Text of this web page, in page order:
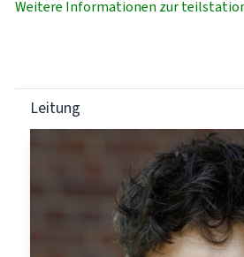
Weitere Informationen zur
Leitung